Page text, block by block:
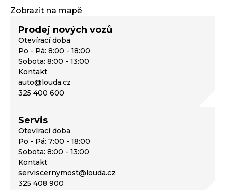
Zobrazit na mapě
Prodej nových vozů
Otevírací doba
Po - Pá: 8:00 - 18:00
Sobota: 8:00 - 13:00
Kontakt
auto@louda.cz
325 400 600
Servis
Otevírací doba
Po - Pá: 7:00 - 18:00
Sobota: 8:00 - 13:00
Kontakt
serviscernymost@louda.cz
325 408 900